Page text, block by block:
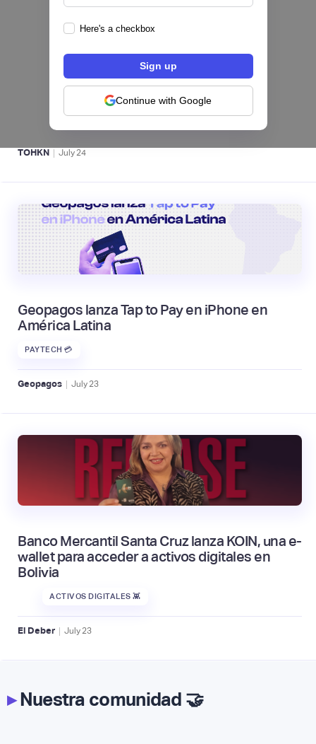
Here's a checkbox
Continue with Google
Fintech salvadoreña TOHKN lanza plataforma
para invertir desde US$10 en acciones de EE.
UU. y criptomonedas
ACTIVOS DIGITALES 👾
TOHKN | July 24
Geopagos lanza Tap to Pay en iPhone en
América Latina
PAYTECH 💳
Geopagos | July 23
Banco Mercantil Santa Cruz lanza KOIN, una e-
wallet para acceder a activos digitales en
Bolivia
ACTIVOS DIGITALES 👾
El Deber | July 23
▸Nuestra comunidad 🤝